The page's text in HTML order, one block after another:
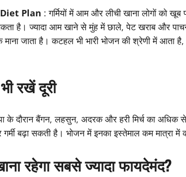
Plan : गर्मियों में आम और लीची खाना लोगों को
है। ज्यादा आम खाने से मुंह में छाले, पेट खराब और
माना जाता है। कटहल भी भारी भोजन की श्रेणी में
रखें दूरी
के दौरान बैंगन, लहसुन, अदरक और हरी मिर्च का अधिक
बढ़ा सकती है। भोजन में इनका इस्तेमाल कम मात्रा में
रहेगा सबसे ज्यादा फायदेमंद?